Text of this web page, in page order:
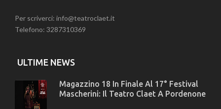
Per scriverci: info@teatroclaet.it
Telefono: 3287310369
ULTIME NEWS
Magazzino 18 In Finale Al 17° Festival
Mascherini: Il Teatro Claet A Pordenone